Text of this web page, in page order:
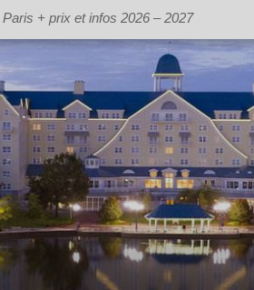
+ prix et infos 2026 – 2027